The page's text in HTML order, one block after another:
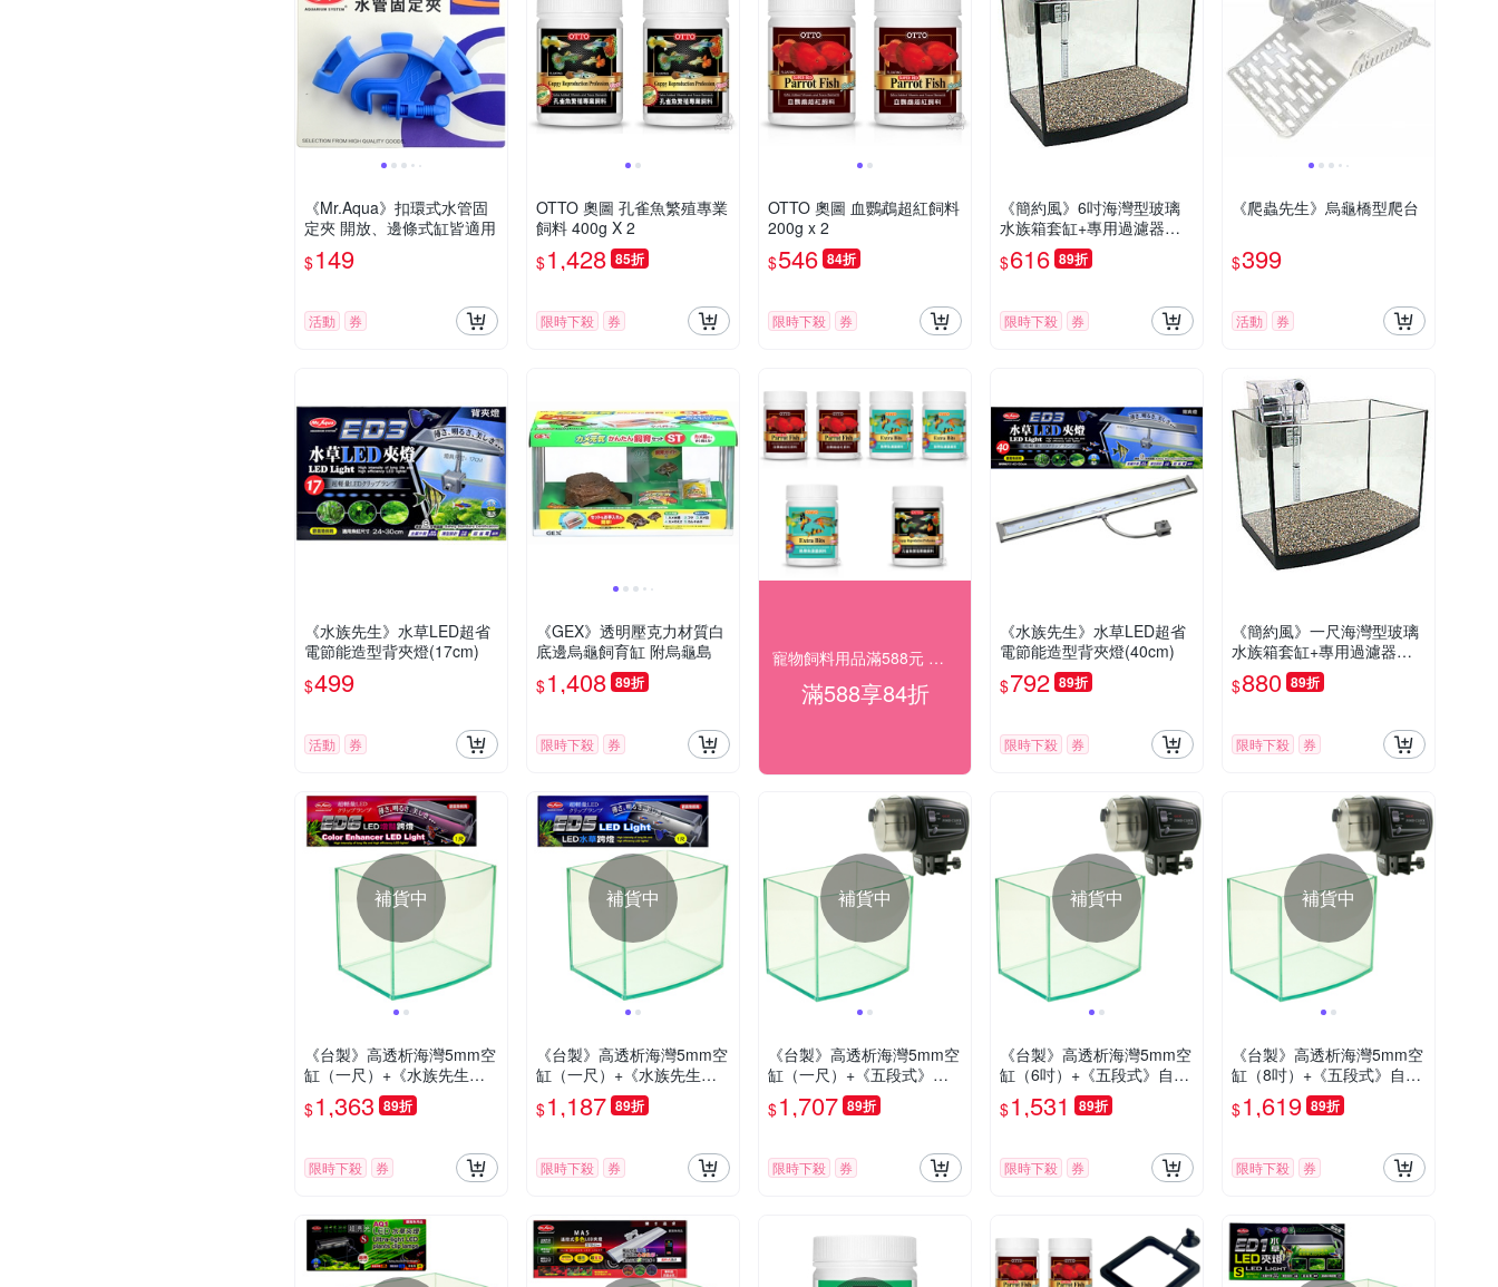
《Mr.Aqua》扣環式水管固
定夾 開放、邊條式缸皆適用
$149
活動 券
OTTO 奧圖 孔雀魚繁殖專業
飼料 400g X 2
$1,428 85折
限時下殺 券
OTTO 奧圖 血鸚鵡超紅飼料
200g x 2
$546 84折
限時下殺 券
《簡約風》6吋海灣型玻璃
水族箱套缸+專用過濾器
（台灣缸）
$616 89折
限時下殺 券
《爬蟲先生》烏龜橋型爬台
$399
活動 券
《水族先生》水草LED超省
電節能造型背夾燈(17cm)
$499
活動 券
《GEX》透明壓克力材質白
底邊烏龜飼育缸 附烏龜島
$1,408 89折
限時下殺 券
寵物飼料用品滿588元 享84折
滿588享84折
《水族先生》水草LED超省
電節能造型背夾燈(40cm)
$792 89折
限時下殺 券
《簡約風》一尺海灣型玻璃
水族箱套缸+專用過濾器
（台灣缸）
$880 89折
限時下殺 券
補貨中
《台製》高透析海灣5mm空
缸（一尺）+《水族先生》
增艷LED超輕量水族跨燈(一
尺)
$1,363 89折
限時下殺 券
補貨中
《台製》高透析海灣5mm空
缸（一尺）+《水族先生》
水草LED超輕量水族跨燈(一
尺)
$1,187 89折
限時下殺 券
補貨中
《台製》高透析海灣5mm空
缸（一尺）+《五段式》自
動餵食器 (可設定時程)
$1,707 89折
限時下殺 券
補貨中
《台製》高透析海灣5mm空
缸（6吋）+《五段式》自動
餵食器 (可設定時程)
$1,531 89折
限時下殺 券
補貨中
《台製》高透析海灣5mm空
缸（8吋）+《五段式》自動
餵食器 (可設定時程)
$1,619 89折
限時下殺 券